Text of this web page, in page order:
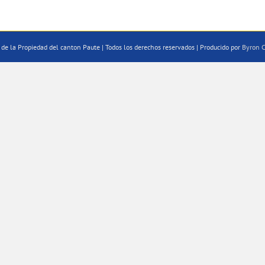
la Propiedad del canton Paute | Todos los derechos reservados | Producido por Byron